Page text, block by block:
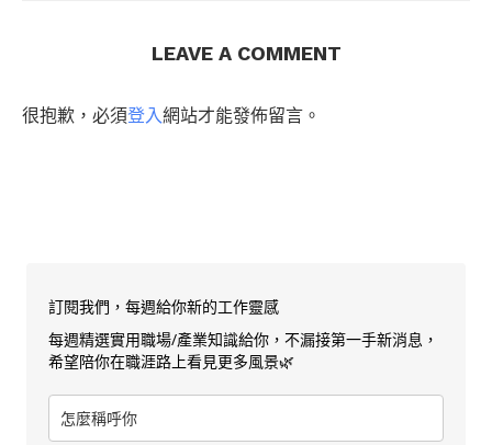
LEAVE A COMMENT
很抱歉，必須登入網站才能發佈留言。
訂閱我們，每週給你新的工作靈感
每週精選實用職場/產業知識給你，不漏接第一手新消息，
希望陪你在職涯路上看見更多風景🌿